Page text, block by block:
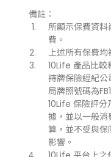
備註：
所顯示保費資
費。
上述所有保費均
10Life 產品比較
持牌保險經紀
局牌照號碼為
10Life 保險評
據，並以一般
算，並不受與
影響。